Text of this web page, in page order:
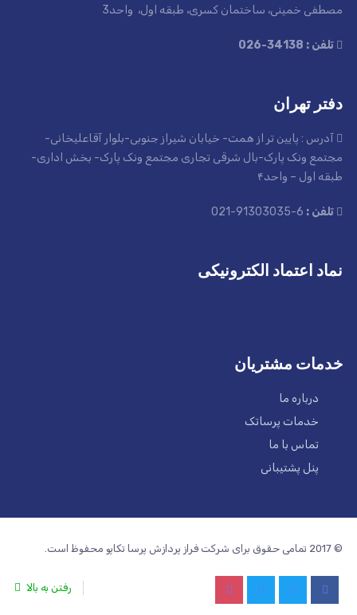
مصطفی خمینی، ساختمان کسری، طبقه اول، واحد3
تلفن : 34138-026
دفتر تهران
آدرس : پایین تر از همت- خیابان شیراز جنوبی-بلوار آقاعلیخانی-
مجتمع ونک پارک-بال شرقی تجاری مجتمع ونک پارک- بخش اداری-
طبقه اول – واحد۴
تلفن : 6-91303035-021
نماد اعتماد الکترونیکی
خدمات مشتریان
درباره ما
خدمات پرساتک
تماس با ما
پنل پشتیبانی
© 2017 تمامی حقوق برای شرکت فراز پردازش پرسا تکاپو محفوظ است.
رفتن به بالا